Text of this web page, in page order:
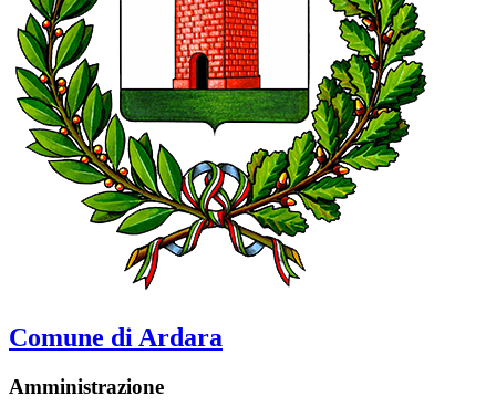
Comune di Ardara
Amministrazione